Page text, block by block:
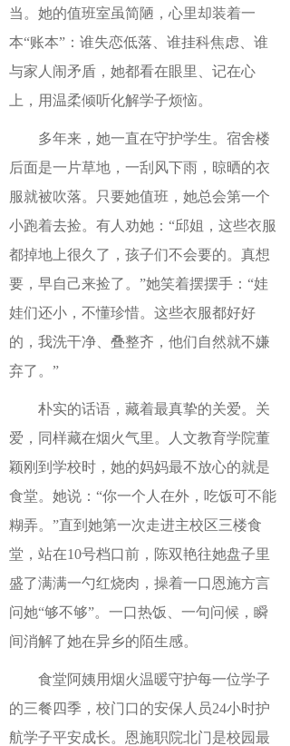
当。她的值班室虽简陋，心里却装着一
本“账本”：谁失恋低落、谁挂科焦虑、谁
与家人闹矛盾，她都看在眼里、记在心
上，用温柔倾听化解学子烦恼。
多年来，她一直在守护学生。宿舍楼
后面是一片草地，一刮风下雨，晾晒的衣
服就被吹落。只要她值班，她总会第一个
小跑着去捡。有人劝她：“邱姐，这些衣服
都掉地上很久了，孩子们不会要的。真想
要，早自己来捡了。”她笑着摆摆手：“娃
娃们还小，不懂珍惜。这些衣服都好好
的，我洗干净、叠整齐，他们自然就不嫌
弃了。”
朴实的话语，藏着最真挚的关爱。关
爱，同样藏在烟火气里。人文教育学院董
颖刚到学校时，她的妈妈最不放心的就是
食堂。她说：“你一个人在外，吃饭可不能
糊弄。”直到她第一次走进主校区三楼食
堂，站在10号档口前，陈双艳往她盘子里
盛了满满一勺红烧肉，操着一口恩施方言
问她“够不够”。一口热饭、一句问候，瞬
间消解了她在异乡的陌生感。
食堂阿姨用烟火温暖守护每一位学子
的三餐四季，校门口的安保人员24小时护
航学子平安成长。恩施职院北门是校园最